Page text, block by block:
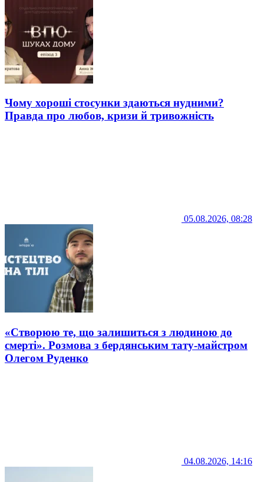
Чому хороші стосунки здаються нудними?
Правда про любов, кризи й тривожність
05.08.2026, 08:28
«Створюю те, що залишиться з людиною до
смерті». Розмова з бердянським тату-майстром
Олегом Руденко
04.08.2026, 14:16